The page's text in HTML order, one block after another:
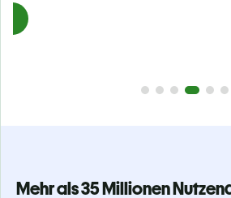
Mehr als 35 Millionen